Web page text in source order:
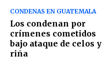
CONDENAS EN GUATEMALA
Los condenan por
crímenes cometidos
bajo ataque de celos y
riña